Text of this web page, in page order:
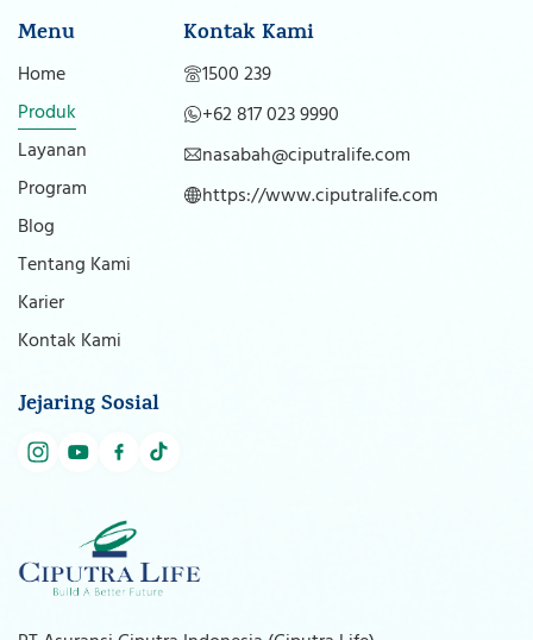
Menu
Home
Produk
Layanan
Program
Blog
Tentang Kami
Karier
Kontak Kami
Kontak Kami
1500 239
+62 817 023 9990
nasabah@ciputralife.com
https://www.ciputralife.com
Jejaring Sosial